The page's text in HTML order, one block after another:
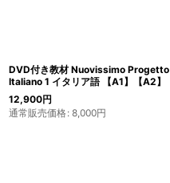
DVD付き教材 Nuovissimo Progetto
Italiano 1 イタリア語 【A1】【A2】
12,900円
通常販売価格: 8,000円